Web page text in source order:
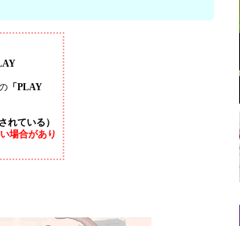
「PLAY
れている）
場合があり